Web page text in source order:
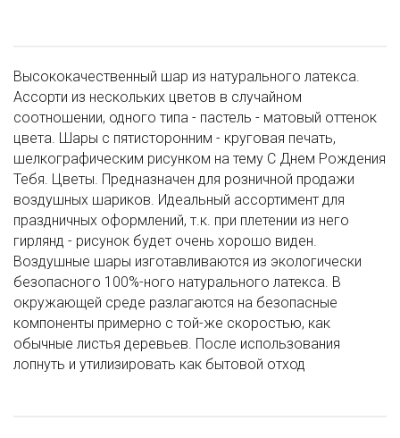
Высококачественный шар из натурального латекса.
Ассорти из нескольких цветов в случайном
соотношении, одного типа - пастель - матовый оттенок
цвета. Шары с пятисторонним - круговая печать,
шелкографическим рисунком на тему С Днем Рождения
Тебя. Цветы. Предназначен для розничной продажи
воздушных шариков. Идеальный ассортимент для
праздничных оформлений, т.к. при плетении из него
гирлянд - рисунок будет очень хорошо виден.
Воздушные шары изготавливаются из экологически
безопасного 100%-ного натурального латекса. В
окружающей среде разлагаются на безопасные
компоненты примерно с той-же скоростью, как
обычные листья деревьев. После использования
лопнуть и утилизировать как бытовой отход